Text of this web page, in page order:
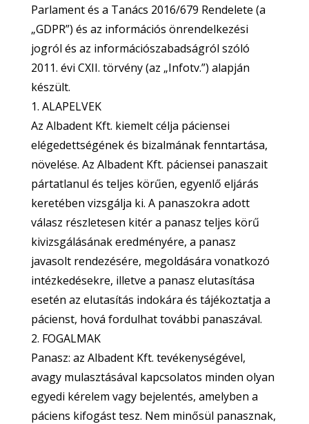
Parlament és a Tanács 2016/679 Rendelete (a
„GDPR”) és az információs önrendelkezési
jogról és az információszabadságról szóló
2011. évi CXII. törvény (az „Infotv.”) alapján
készült.
1. ALAPELVEK
Az Albadent Kft. kiemelt célja páciensei
elégedettségének és bizalmának fenntartása,
növelése. Az Albadent Kft. páciensei panaszait
pártatlanul és teljes körűen, egyenlő eljárás
keretében vizsgálja ki. A panaszokra adott
válasz részletesen kitér a panasz teljes körű
kivizsgálásának eredményére, a panasz
javasolt rendezésére, megoldására vonatkozó
intézkedésekre, illetve a panasz elutasítása
esetén az elutasítás indokára és tájékoztatja a
pácienst, hová fordulhat további panaszával.
2. FOGALMAK
Panasz: az Albadent Kft. tevékenységével,
avagy mulasztásával kapcsolatos minden olyan
egyedi kérelem vagy bejelentés, amelyben a
páciens kifogást tesz. Nem minősül panasznak,